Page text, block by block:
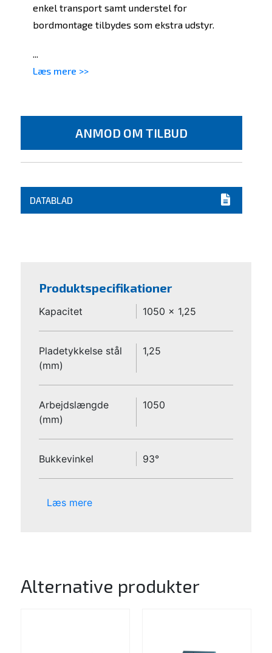
enkel transport samt understel for
bordmontage tilbydes som ekstra udstyr.
Læs mere >>
ANMOD OM TILBUD
DATABLAD
Produktspecifikationer
Kapacitet 1050 x 1,25
Pladetykkelse stål
(mm)
1,25
Arbejdslængde
(mm)
1050
Bukkevinkel 93°
Læs mere
Alternative produkter